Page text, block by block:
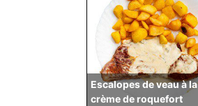
Escalopes de veau à la
crème de roquefort